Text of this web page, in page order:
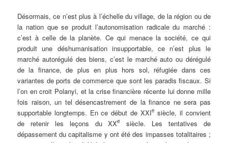
Désormais, ce n’est plus à l’échelle du village, de la région ou de
la nation que se produit l’autonomisation radicale du marché :
c’est à celle de la planète. Ce qui menace la société, ce qui
produit une déshumanisation insupportable, ce n’est plus le
marché autorégulé des biens, c’est le marché auto ou dérégulé
de la finance, de plus en plus hors sol, réfugiée dans ces
variantes de ports de commerce que sont les paradis fiscaux. Si
l’on en croit Polanyi, et la crise financière récente lui donne mille
fois raison, un tel désencastrement de la finance ne sera pas
supportable longtemps. En ce début de XXIe siècle, il convient
de retenir les leçons du XXe
siècle. Les tentatives de
dépassement du capitalisme y ont été des impasses totalitaires ;